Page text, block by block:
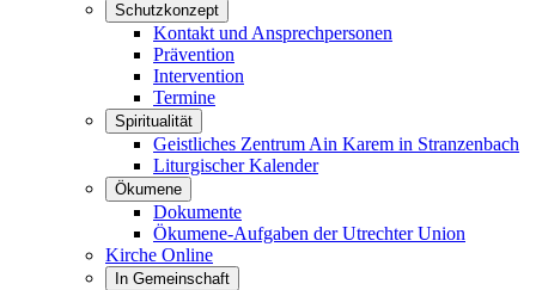
Schutzkonzept
Kontakt und Ansprechpersonen
Prävention
Intervention
Termine
Spiritualität
Geistliches Zentrum Ain Karem in Stranzenbach
Liturgischer Kalender
Ökumene
Dokumente
Ökumene-Aufgaben der Utrechter Union
Kirche Online
In Gemeinschaft